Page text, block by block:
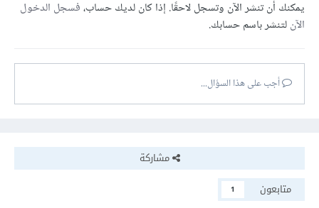
يمكنك أن تنشر الآن وتسجل لاحقًا. إذا كان لديك حساب،فسجل الدخول
الآنلتنشر باسم حسابك.
أجب على هذا السؤال...
مشاركة
متابعون
1